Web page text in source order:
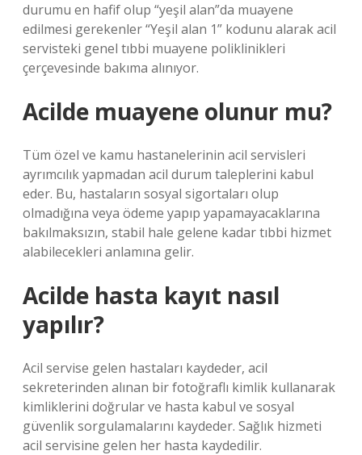
durumu en hafif olup “yeşil alan”da muayene
edilmesi gerekenler “Yeşil alan 1” kodunu alarak acil
servisteki genel tıbbi muayene poliklinikleri
çerçevesinde bakıma alınıyor.
Acilde muayene olunur mu?
Tüm özel ve kamu hastanelerinin acil servisleri
ayrımcılık yapmadan acil durum taleplerini kabul
eder. Bu, hastaların sosyal sigortaları olup
olmadığına veya ödeme yapıp yapamayacaklarına
bakılmaksızın, stabil hale gelene kadar tıbbi hizmet
alabilecekleri anlamına gelir.
Acilde hasta kayıt nasıl
yapılır?
Acil servise gelen hastaları kaydeder, acil
sekreterinden alınan bir fotoğraflı kimlik kullanarak
kimliklerini doğrular ve hasta kabul ve sosyal
güvenlik sorgulamalarını kaydeder. Sağlık hizmeti
acil servisine gelen her hasta kaydedilir.